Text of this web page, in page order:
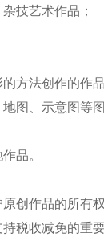
技艺术作品；
方法创作的作品
图、示意图等
品。
创作品的所有
税收减免的重